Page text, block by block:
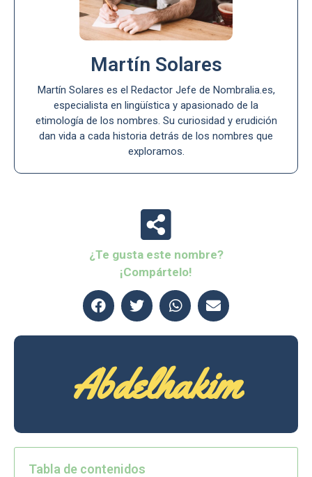
Martín Solares
Martín Solares es el Redactor Jefe de Nombralia.es,
especialista en lingüística y apasionado de la
etimología de los nombres. Su curiosidad y erudición
dan vida a cada historia detrás de los nombres que
exploramos.
¿Te gusta este nombre?
¡Compártelo!
Abdelhakim
Tabla de contenidos